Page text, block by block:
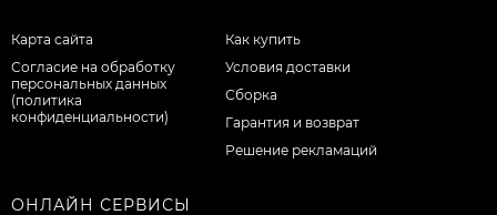
Карта сайта
Согласие на обработку
персональных данных
(политика
конфиденциальности)
Как купить
Условия доставки
Сборка
Гарантия и возврат
Решение рекламаций
ОНЛАЙН СЕРВИСЫ